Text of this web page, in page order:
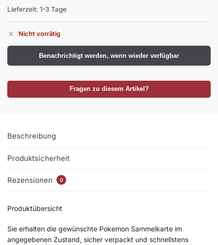
Lieferzeit: 1-3 Tage
Nicht vorrätig
Benachrichtigt werden, wenn wieder verfügbar
Fragen zu diesem Artikel?
Beschreibung
Produktsicherheit
Rezensionen 0
Produktübersicht
Sie erhalten die gewünschte Pokemon Sammelkarte im
angegebenen Zustand, sicher verpackt und schnellstens